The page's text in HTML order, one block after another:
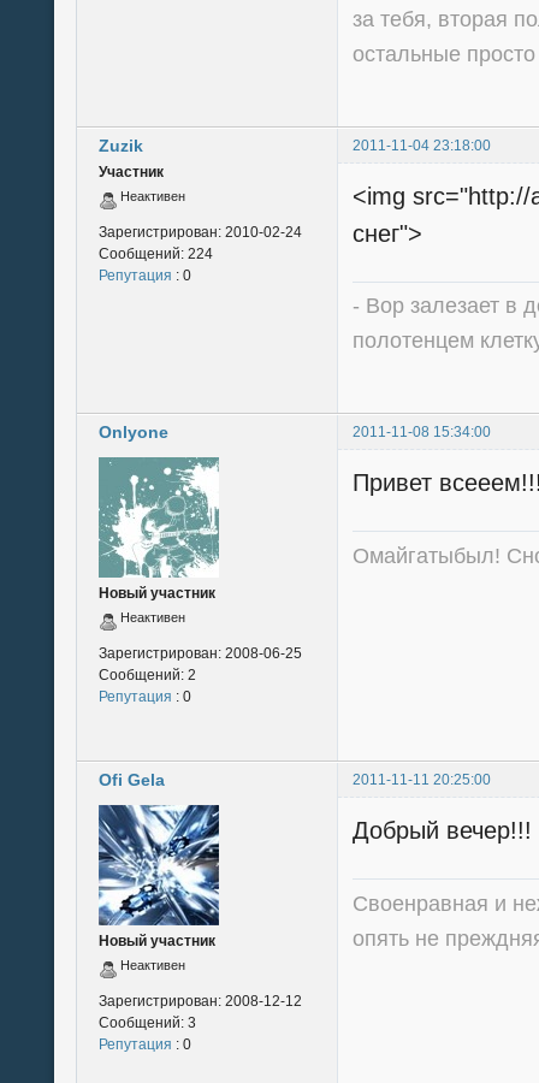
за тебя, вторая
остальные
Zuzik
2011-11-04 23:18:00
Участник
Неактивен
Зарегистрирован: 2010-02-24
Сообщений: 224
Репутация : 0
<img src="http://
снег">
- Вор залезает в
полотенцем
Onlyone 2011-11-08 15:34:00
Новый участник
Неактивен
Зарегистрирован: 2008-06-25
Сообщений: 2
Репутация : 0
Привет
Омайгатыбыл!
Ofi Gela 2011-11-11 20:25:00
Новый участник
Неактивен
Зарегистрирован: 2008-12-12
Сообщений: 3
Репутация : 0
Добрый вечер!!!
Своенравная и
опять не